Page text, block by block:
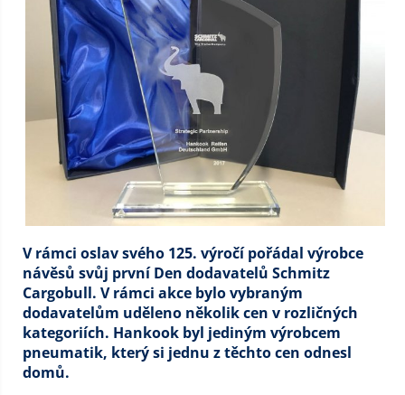
V rámci oslav svého 125. výročí pořádal výrobce
návěsů svůj první Den dodavatelů Schmitz
Cargobull. V rámci akce bylo vybraným
dodavatelům uděleno několik cen v rozličných
kategoriích. Hankook byl jediným výrobcem
pneumatik, který si jednu z těchto cen odnesl
domů.